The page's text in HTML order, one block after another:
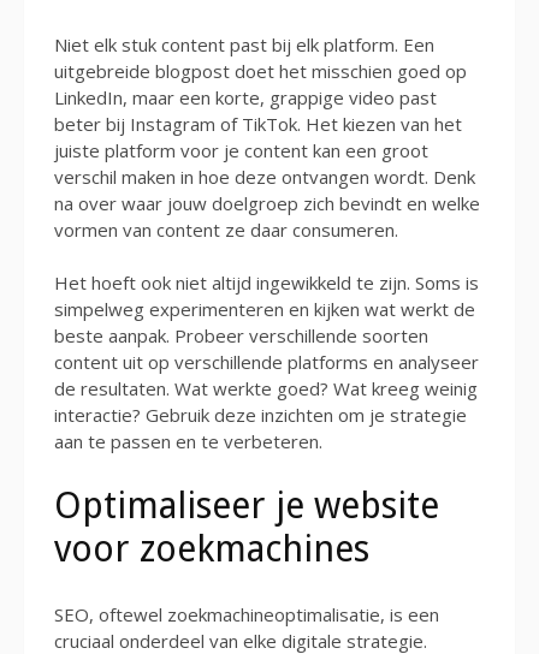
Niet elk stuk content past bij elk platform. Een
uitgebreide blogpost doet het misschien goed op
LinkedIn, maar een korte, grappige video past
beter bij Instagram of TikTok. Het kiezen van het
juiste platform voor je content kan een groot
verschil maken in hoe deze ontvangen wordt. Denk
na over waar jouw doelgroep zich bevindt en welke
vormen van content ze daar consumeren.
Het hoeft ook niet altijd ingewikkeld te zijn. Soms is
simpelweg experimenteren en kijken wat werkt de
beste aanpak. Probeer verschillende soorten
content uit op verschillende platforms en analyseer
de resultaten. Wat werkte goed? Wat kreeg weinig
interactie? Gebruik deze inzichten om je strategie
aan te passen en te verbeteren.
Optimaliseer je website
voor zoekmachines
SEO, oftewel zoekmachineoptimalisatie, is een
cruciaal onderdeel van elke digitale strategie.